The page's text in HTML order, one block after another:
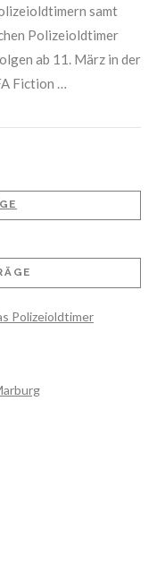
samt
Polizeioldtimer
ab 11. März in der
Fiction …
Polizeioldtimer